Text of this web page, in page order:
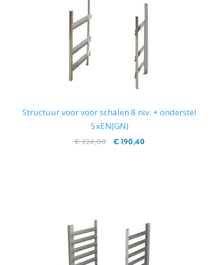
Structuur voor voor schalen 8 niv. + onderstel
5xEN(GN)
€ 190,40
€ 224,00